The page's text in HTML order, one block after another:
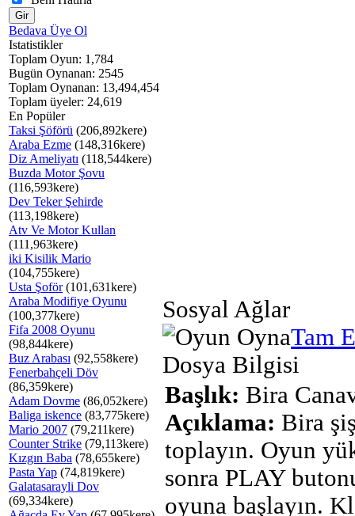
Bedava Üye Ol
Istatistikler
Toplam Oyun: 1,784
Bugün Oynanan: 2545
Toplam Oynanan: 13,494,454
Toplam üyeler: 24,619
En Popüler
Taksi Şöförü (206,892kere)
Araba Ezme (148,316kere)
Diz Ameliyatı (118,544kere)
Buzda Motor Şovu
(116,593kere)
Dev Teker Şehirde
(113,198kere)
Atv Ve Motor Kullan
(111,963kere)
iki Kisilik Mario
(104,755kere)
Usta Şoför(101,631kere)
Araba Modifiye Oyunu
(100,377kere)
Fifa 2008 Oyunu
(98,844kere)
Buz Arabası (92,558kere)
Fenerbahçeli Döv
(86,359kere)
Adam Dovme (86,052kere)
Baliga iskence (83,775kere)
Mario 2007 (79,211kere)
Counter Strike (79,113kere)
Kızgın Baba (78,655kere)
Pasta Yap (74,819kere)
Galatasarayli Dov
(69,334kere)
Sosyal Ağlar
Tam
Dosya Bilgisi
Başlık: Bira
Açıklama: Bira
toplayın. Oyun
sonra PLAY
oyuna başlayın.